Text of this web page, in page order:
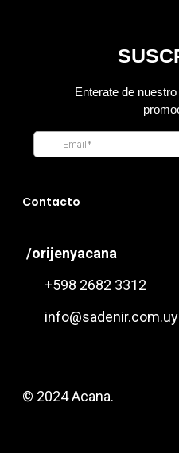
Contacto
/orijenyacana
+598 2682 3312
info@sadenir.com.uy
© 2024 Acana.